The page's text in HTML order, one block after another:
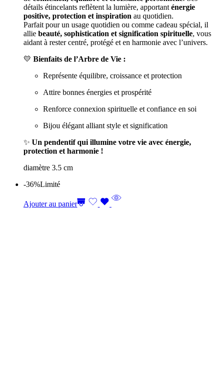
détails étincelants reflètent la lumière, apportant énergie
positive, protection et inspiration au quotidien.
Parfait pour un usage quotidien ou comme cadeau spécial, il
allie beauté, sophistication et signification spirituelle, vous
aidant à rester centré, protégé et en harmonie avec l’univers.
💛 Bienfaits de l’Arbre de Vie :
Représente équilibre, croissance et protection
Attire bonnes énergies et prospérité
Renforce connexion spirituelle et confiance en soi
Bijou élégant alliant style et signification
✨ Un pendentif qui illumine votre vie avec énergie,
protection et harmonie !
diamètre 3.5 cm
-36%Limité
Ajouter au panier